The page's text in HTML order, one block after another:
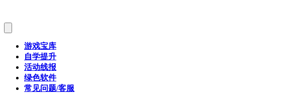
游戏宝库
自学提升
活动线报
绿色软件
常见问题/客服